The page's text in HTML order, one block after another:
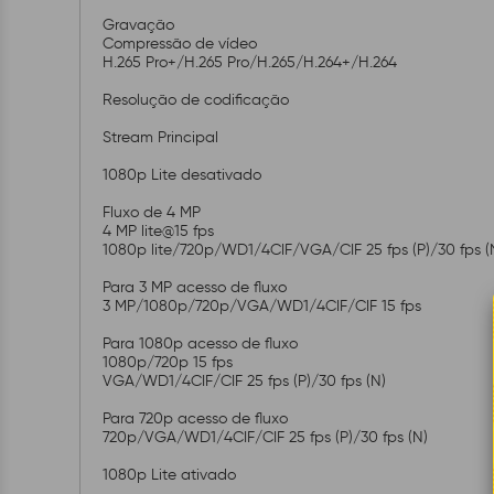
Gravação
Compressão de vídeo
H.265 Pro+/H.265 Pro/H.265/H.264+/H.264
Resolução de codificação
Stream Principal
1080p Lite desativado
Fluxo de 4 MP
4 MP lite@15 fps
1080p lite/720p/WD1/4CIF/VGA/CIF 25 fps (P)/30 fps
Para 3 MP acesso de fluxo
3 MP/1080p/720p/VGA/WD1/4CIF/CIF 15 fps
Para 1080p acesso de fluxo
1080p/720p 15 fps
VGA/WD1/4CIF/CIF 25 fps (P)/30 fps (N)
Para 720p acesso de fluxo
720p/VGA/WD1/4CIF/CIF 25 fps (P)/30 fps (N)
1080p Lite ativado